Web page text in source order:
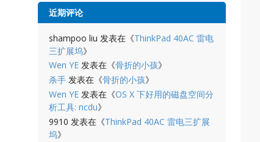
近期评论
shampoo liu 发表在《ThinkPad 40AC 雷电
三扩展坞》
Wen YE发表在《骨折的小孩》
杀手发表在《骨折的小孩》
Wen YE发表在《OS X 下好用的磁盘空间分
析工具: ncdu》
9910 发表在《ThinkPad 40AC 雷电三扩展
坞》